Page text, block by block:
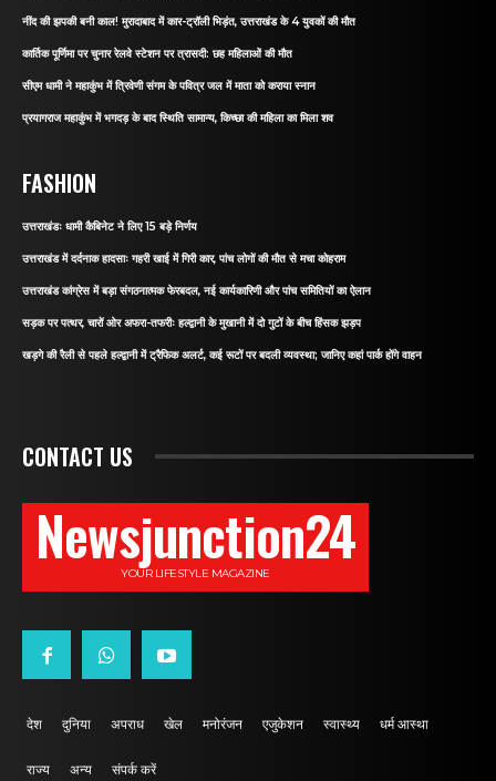
नींद की झपकी बनी काल! मुरादाबाद में कार-ट्रॉली भिड़ंत, उत्तराखंड के 4 युवकों की मौत
कार्तिक पूर्णिमा पर चुनार रेलवे स्टेशन पर त्रासदी: छह महिलाओं की मौत
सीएम धामी ने महाकुंभ में त्रिवेणी संगम के पवित्र जल में माता को कराया स्नान
प्रयागराज महाकुंभ में भगदड़ के बाद स्थिति सामान्य, किच्छा की महिला का मिला शव
FASHION
उत्तराखंडः धामी कैबिनेट ने लिए 15 बड़े निर्णय
उत्तराखंड में दर्दनाक हादसाः गहरी खाई में गिरी कार, पांच लोगों की मौत से मचा कोहराम
उत्तराखंड कांग्रेस में बड़ा संगठनात्मक फेरबदल, नई कार्यकारिणी और पांच समितियों का ऐलान
सड़क पर पत्थर, चारों ओर अफरा-तफरीः हल्द्वानी के मुखानी में दो गुटों के बीच हिंसक झड़प
खड़गे की रैली से पहले हल्द्वानी में ट्रैफिक अलर्ट, कई रूटों पर बदली व्यवस्था; जानिए कहां पार्क होंगे वाहन
CONTACT US
Newsjunction24
YOUR LIFESTYLE MAGAZINE
देश दुनिया अपराध खेल मनोरंजन एजुकेशन स्वास्थ्य धर्म आस्था
राज्य अन्य संपर्क करें